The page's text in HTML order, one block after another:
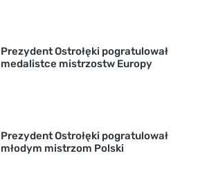
Prezydent Ostrołęki pogratulował
medalistce mistrzostw Europy
Prezydent Ostrołęki pogratulował
młodym mistrzom Polski